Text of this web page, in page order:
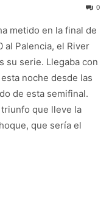
0
metido en la final de
al Palencia, el River
su serie. Llegaba con
noche desde las
de esta semifinal.
que lleve la
que sería el